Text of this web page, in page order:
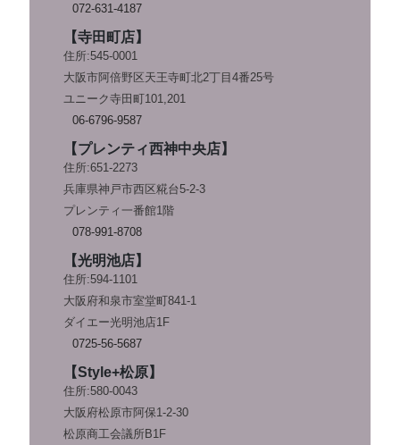
072-631-4187
【寺田町店】
住所:545-0001
大阪市阿倍野区天王寺町北2丁目4番25号
ユニーク寺田町101,201
06-6796-9587
【プレンティ西神中央店】
住所:651-2273
兵庫県神戸市西区糀台5-2-3
プレンティ一番館1階
078-991-8708
【光明池店】
住所:594-1101
大阪府和泉市室堂町841-1
ダイエー光明池店1F
0725-56-5687
【Style+松原】
住所:580-0043
大阪府松原市阿保1-2-30
松原商工会議所B1F